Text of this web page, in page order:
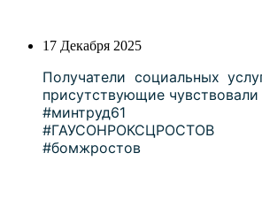
17 Декабря 2025
Получатели социальных
присутствующие
#минтруд61
#ГАУСОНРОКСЦРОСТОВ
#бомжростов